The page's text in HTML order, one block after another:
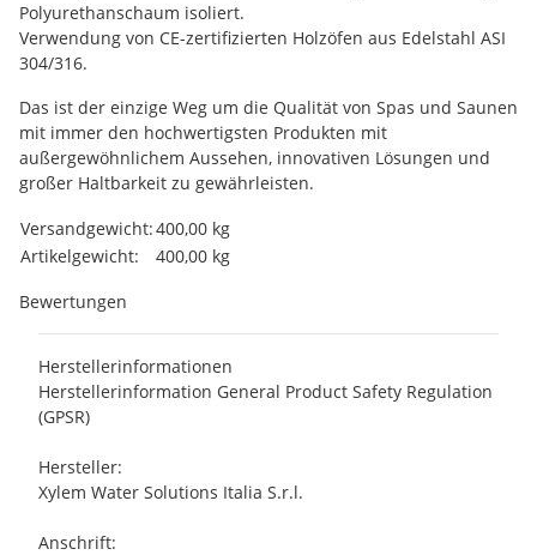
Polyurethanschaum isoliert.
Verwendung von CE-zertifizierten Holzöfen aus Edelstahl ASI
304/316.
Das ist der einzige Weg um die Qualität von Spas und Saunen
mit immer den hochwertigsten Produkten mit
außergewöhnlichem Aussehen, innovativen Lösungen und
großer Haltbarkeit zu gewährleisten.
Produkteigenschaft
Wert
Versandgewicht:400,00 kg
Artikelgewicht:
400,00 kg
Bewertungen
Herstellerinformationen
Herstellerinformation General Product Safety Regulation
(GPSR)
Hersteller:
Xylem Water Solutions Italia S.r.l.
Anschrift: